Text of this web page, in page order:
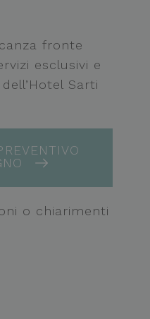
fronte
esclusivi e
Sarti
o chiarimenti